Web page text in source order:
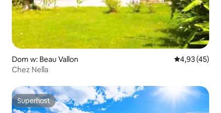
Dom w: Beau Vallon Średnia
4,93 (45)
Chez Nella
Superhost
Superhost